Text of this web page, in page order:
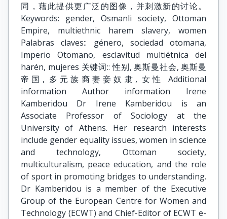
同，藉此提供更广泛的图像，并刺激新的讨论。
Keywords: gender, Osmanli society, Ottoman
Empire, multiethnic harem slavery, women
Palabras claves:: género, sociedad otomana,
Imperio Otomano, esclavitud multiétnica del
harén, mujeres 关键词:: 性别, 奥斯曼社会, 奥斯曼
帝国, 多元族裔妻妾奴隶, 女性 Additional
information Author information Irene
Kamberidou Dr Irene Kamberidou is an
Associate Professor of Sociology at the
University of Athens. Her research interests
include gender equality issues, women in science
and technology, Ottoman society,
multiculturalism, peace education, and the role
of sport in promoting bridges to understanding.
Dr Kamberidou is a member of the Executive
Group of the European Centre for Women and
Technology (ECWT) and Chief-Editor of ECWT e-